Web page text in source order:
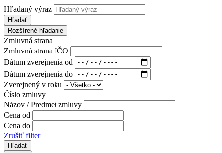
Hľadaný výraz
Hľadať
Rozšírené hľadanie
Zmluvná strana
Zmluvná strana IČO
Dátum zverejnenia od
Dátum zverejnenia do
Zverejnený v roku
Číslo zmluvy
Názov / Predmet zmluvy
Cena od
Cena do
Zrušiť filter